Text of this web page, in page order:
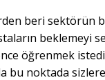
beri sektörün
beklemeyi
öğrenmek
bu noktada sizlere